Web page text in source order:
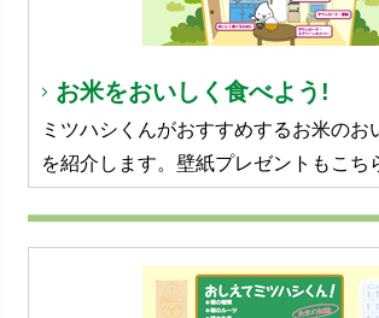
お米をおいしく食べよう!
ミツハシくんがおすすめするお米のお
を紹介します。壁紙プレゼントもこち